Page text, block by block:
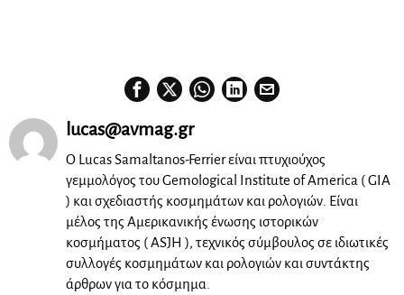
lucas@avmag.gr
Ο Lucas Samaltanos-Ferrier είναι πτυχιούχος
γεμμολόγος του Gemological Institute of America ( GIA
) και σχεδιαστής κοσμημάτων και ρολογιών. Είναι
μέλος της Αμερικανικής ένωσης ιστορικών
κοσμήματος ( ASJH ), τεχνικός σύμβουλος σε ιδιωτικές
συλλογές κοσμημάτων και ρολογιών και συντάκτης
άρθρων για το κόσμημα.